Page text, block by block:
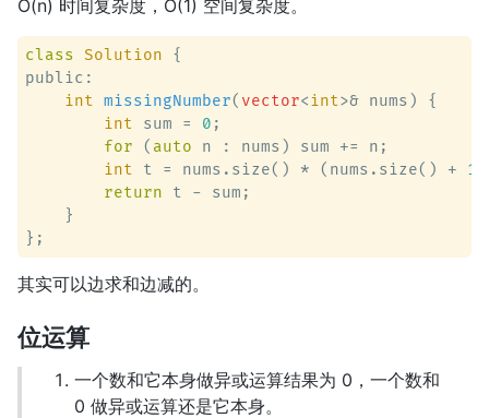
O(n) 时间复杂度，O(1) 空间复杂度。
class Solution {
public:
int missingNumber( vector<int>& nums)
{
int sum = 0 ;
for ( auto n : nums) sum += n;
int t = nums.size() * (nums.size() + 1
return t - sum;
    }
其实可以边求和边减的。
位运算
一个数和它本身做异或运算结果为 0，一个数和
0 做异或运算还是它本身。